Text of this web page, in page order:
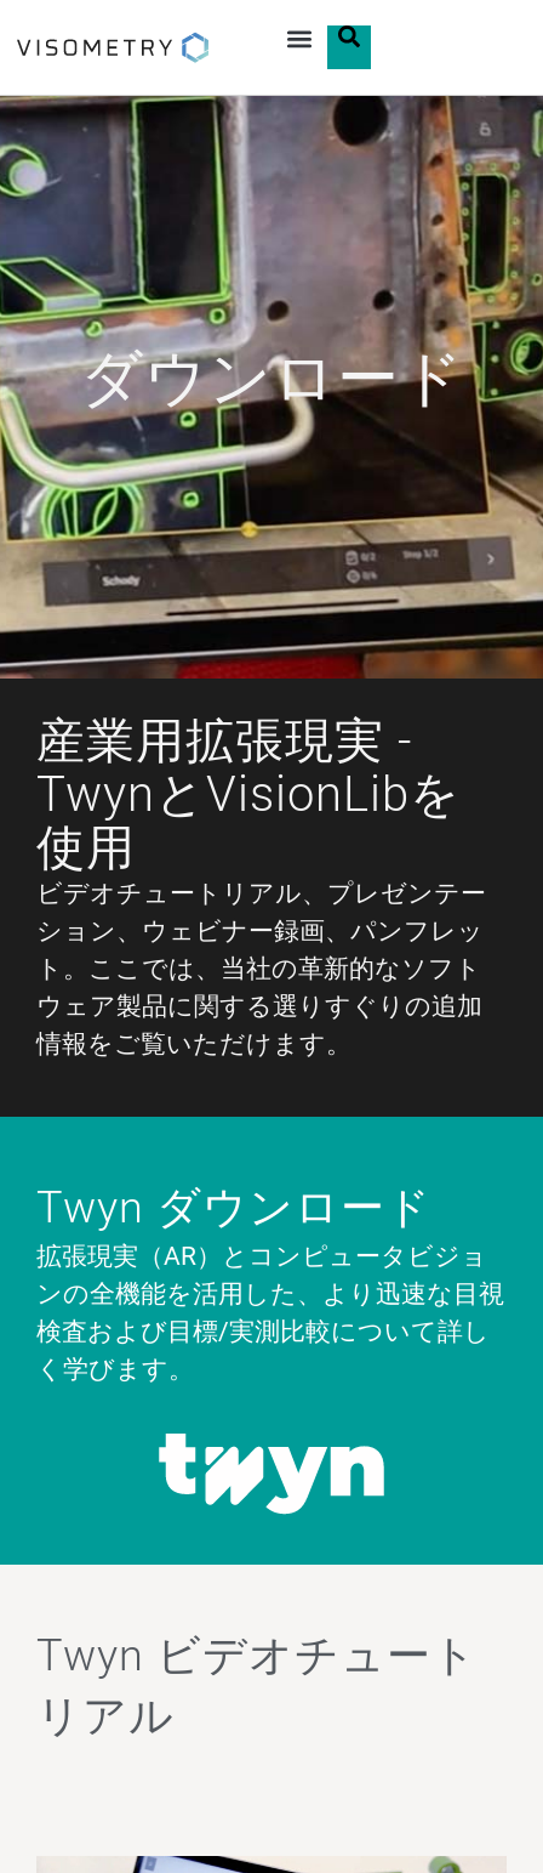
ダウンロード
産業用拡張現実 -
TwynとVisionLibを
使用
ビデオチュートリアル、プレゼンテー
ション、ウェビナー録画、パンフレッ
ト。ここでは、当社の革新的なソフト
ウェア製品に関する選りすぐりの追加
情報をご覧いただけます。
Twyn ダウンロード
拡張現実（AR）とコンピュータビジョ
ンの全機能を活用した、より迅速な目視
検査および目標/実測比較について詳し
く学びます。
Twyn ビデオチュート
リアル